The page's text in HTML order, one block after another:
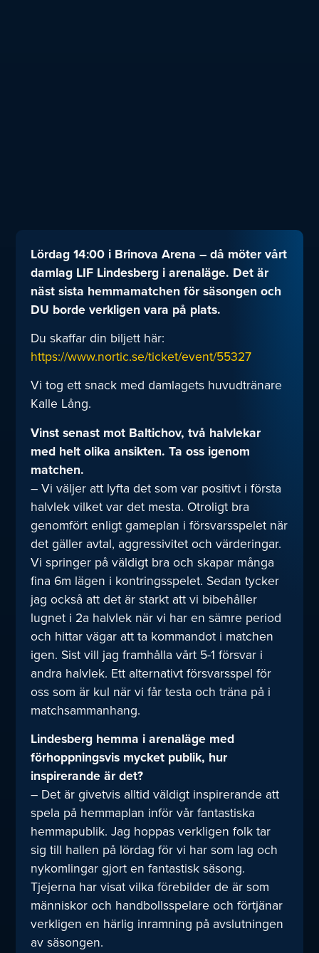
Lördag 14:00 i Brinova Arena – då möter vårt
damlag LIF Lindesberg i arenaläge. Det är
näst sista hemmamatchen för säsongen och
DU borde verkligen vara på plats.
Du skaffar din biljett här:
https://www.nortic.se/ticket/event/55327
Vi tog ett snack med damlagets huvudtränare
Kalle Lång.
Vinst senast mot Baltichov, två halvlekar
med helt olika ansikten. Ta oss igenom
matchen.
– Vi väljer att lyfta det som var positivt i första
halvlek vilket var det mesta. Otroligt bra
genomfört enligt gameplan i försvarsspelet när
det gäller avtal, aggressivitet och värderingar.
Vi springer på väldigt bra och skapar många
fina 6m lägen i kontringsspelet. Sedan tycker
jag också att det är starkt att vi bibehåller
lugnet i 2a halvlek när vi har en sämre period
och hittar vägar att ta kommandot i matchen
igen. Sist vill jag framhålla vårt 5-1 försvar i
andra halvlek. Ett alternativt försvarsspel för
oss som är kul när vi får testa och träna på i
matchsammanhang.
Lindesberg hemma i arenaläge med
förhoppningsvis mycket publik, hur
inspirerande är det?
– Det är givetvis alltid väldigt inspirerande att
spela på hemmaplan inför vår fantastiska
hemmapublik. Jag hoppas verkligen folk tar
sig till hallen på lördag för vi har som lag och
nykomlingar gjort en fantastisk säsong.
Tjejerna har visat vilka förebilder de är som
människor och handbollsspelare och förtjänar
verkligen en härlig inramning på avslutningen
av säsongen.